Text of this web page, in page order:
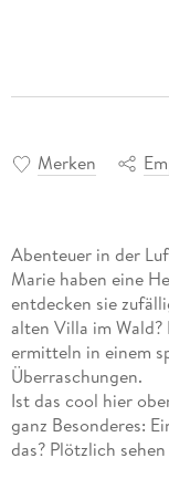
Merken
Abenteuer in der
Marie haben eine
entdecken sie
alten Villa im Wald?
ermitteln in einem
Überraschungen.
Ist das cool hier
ganz Besonderes:
das? Plötzlich